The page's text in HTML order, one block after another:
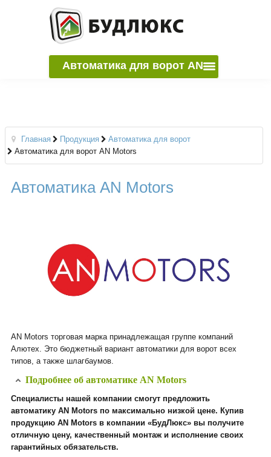
Автоматика для ворот AN
Главная Продукция
Автоматика для ворот
Автоматика для ворот AN Motors
Автоматика AN Motors
AN Motors торговая марка принадлежащая группе компаний
Алютех. Это бюджетный вариант автоматики для ворот всех
типов, а также шлагбаумов.
Подробнее об автоматике AN Motors
Специалисты нашей компании смогут предложить
автоматику AN Motors по максимально низкой цене. Купив
продукцию AN Motors в компании «БудЛюкс» вы получите
отличную цену, качественный монтаж и исполнение своих
гарантийных обязательств.